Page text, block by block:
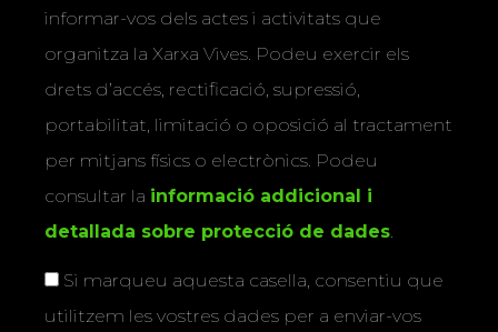
informar-vos dels actes i activitats que
organitza la Xarxa Vives. Podeu exercir els
drets d’accés, rectificació, supressió,
portabilitat, limitació o oposició al tractament
per mitjans físics o electrònics. Podeu
consultar la informació addicional i
detallada sobre protecció de dades.
Si marqueu aquesta casella, consentiu que
utilitzem les vostres dades per a enviar-vos